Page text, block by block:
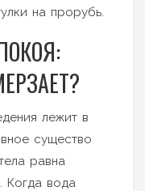
на прорубь.
лежит в
существо
равна
Когда вода